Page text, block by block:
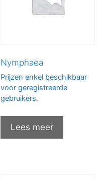
Nymphaea
Prijzen enkel beschikbaar
voor geregistreerde
gebruikers.
Lees meer